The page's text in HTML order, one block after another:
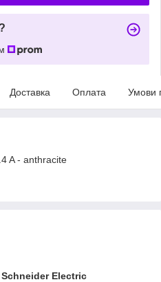
Доставка Оплата Умови
A - anthracite
Schneider Electric